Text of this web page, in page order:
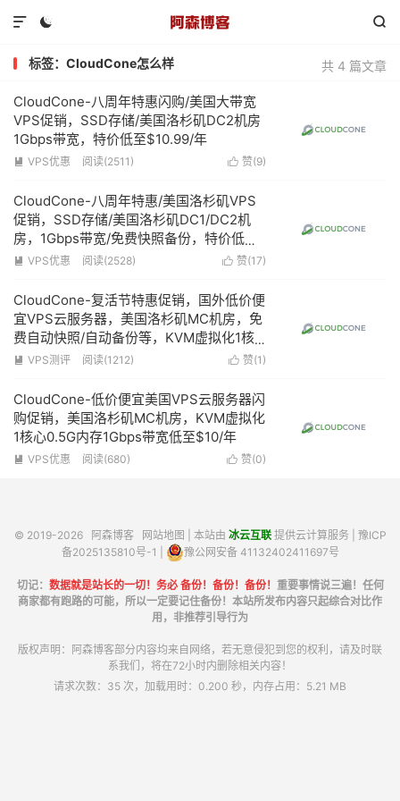
 

共 4 篇文章
标签：CloudCone怎么样
CloudCone-八周年特惠闪购/美国大带宽
VPS促销，SSD存储/美国洛杉矶DC2机房
1Gbps带宽，特价低至$10.99/年
 赞(9)
 VPS优惠 阅读(2511)
CloudCone-八周年特惠/美国洛杉矶VPS
促销，SSD存储/美国洛杉矶DC1/DC2机
房，1Gbps带宽/免费快照备份，特价低至
$13.2/年
 赞(17)
 VPS优惠 阅读(2528)
CloudCone-复活节特惠促销，国外低价便
宜VPS云服务器，美国洛杉矶MC机房，免
费自动快照/自动备份等，KVM虚拟化1核
心1G内存1Gbps带宽低至$15/年
 赞(1 )
 VPS测评 阅读(1212)
CloudCone-低价便宜美国VPS云服务器闪
购促销，美国洛杉矶MC机房，KVM虚拟化
1核心0.5G内存1Gbps带宽低至$10/年
 赞(0)
 VPS优惠 阅读(680)
© 2019-2026 阿森博客 网站地图 | 本站由 冰云互联提供云计算服务 | 豫ICP
备2025135810号-1
豫公网安备 41132402411697号
切记： 数据就是站长的一切！务必 备份！备份！备份！ 重要事情说三遍！任何
商家都有跑路的可能，所以一定要记住备份！本站所发布内容只起综合对比作
用，非推荐引导行为
版权声明：阿森博客部分内容均来自网络，若无意侵犯到您的权利，请及时联
系我们，将在72小时内删除相关内容！
请求次数：35 次，加载用时：0.200 秒，内存占用：5.21 MB